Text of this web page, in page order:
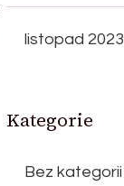
listopad 2023
Kategorie
Bez kategorii